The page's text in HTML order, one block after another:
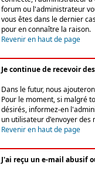
forum ou l'administrateur
vous êtes dans le dernier
pour en connaître la raison.
Revenir en haut de page
Je continue de recevoir
Dans le futur, nous
Pour le moment, si malgré
désirés, informez-en
un utilisateur d'envoyer des
Revenir en haut de page
J'ai reçu un e-mail abusif